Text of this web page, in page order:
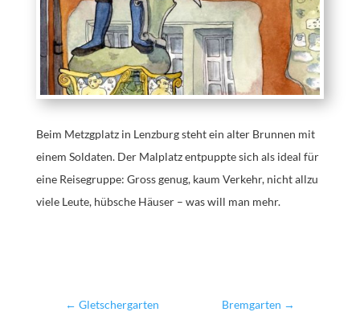
Beim Metzgplatz in Lenzburg steht ein alter Brunnen mit
einem Soldaten. Der Malplatz entpuppte sich als ideal für
eine Reisegruppe: Gross genug, kaum Verkehr, nicht allzu
viele Leute, hübsche Häuser – was will man mehr.
← Gletschergarten Bremgarten →